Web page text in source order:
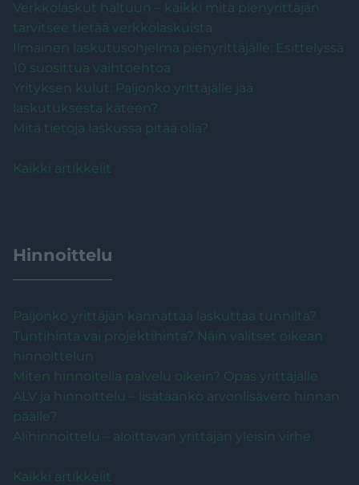
Verkkolaskut haltuun – kaikki mitä pienyrittäjän
tarvitsee tietää verkkolaskuista
Ilmainen laskutusohjelma pienyrittäjälle: Esittelyssä
10 suosittua vaihtoehtoa
Yrityksen kulut: Paljonko yrittäjälle jää
laskutuksesta käteen?
Mitä tietoja laskussa pitää olla?
Kaikki artikkelit
Hinnoittelu
Paljonko yrittäjän kannattaa laskuttaa tunnilta?
Tuntihinta vai projektihinta? Näin valitset oikean
hinnoittelun
Miten hinnoitella palvelu oikein? Opas yrittäjälle
ALV ja hinnoittelu – lisätäänkö arvonlisävero hinnan
päälle?
Alihinnoittelu – aloittavan yrittäjän yleisin virhe
Kaikki artikkelit